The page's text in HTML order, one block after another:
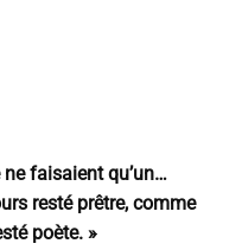
ne faisaient qu’un…
resté prêtre, comme
poète. »